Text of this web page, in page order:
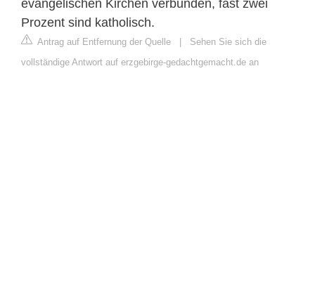
evangelischen Kirchen verbunden, fast zwei
Prozent sind katholisch.
Antrag auf Entfernung der Quelle | Sehen Sie sich die
vollständige Antwort auf erzgebirge-gedachtgemacht.de an